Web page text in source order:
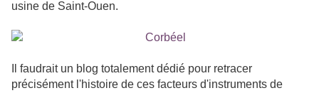
usine de Saint-Ouen.
Il faudrait un blog totalement dédié pour retracer
précisément l'histoire de ces facteurs d'instruments de